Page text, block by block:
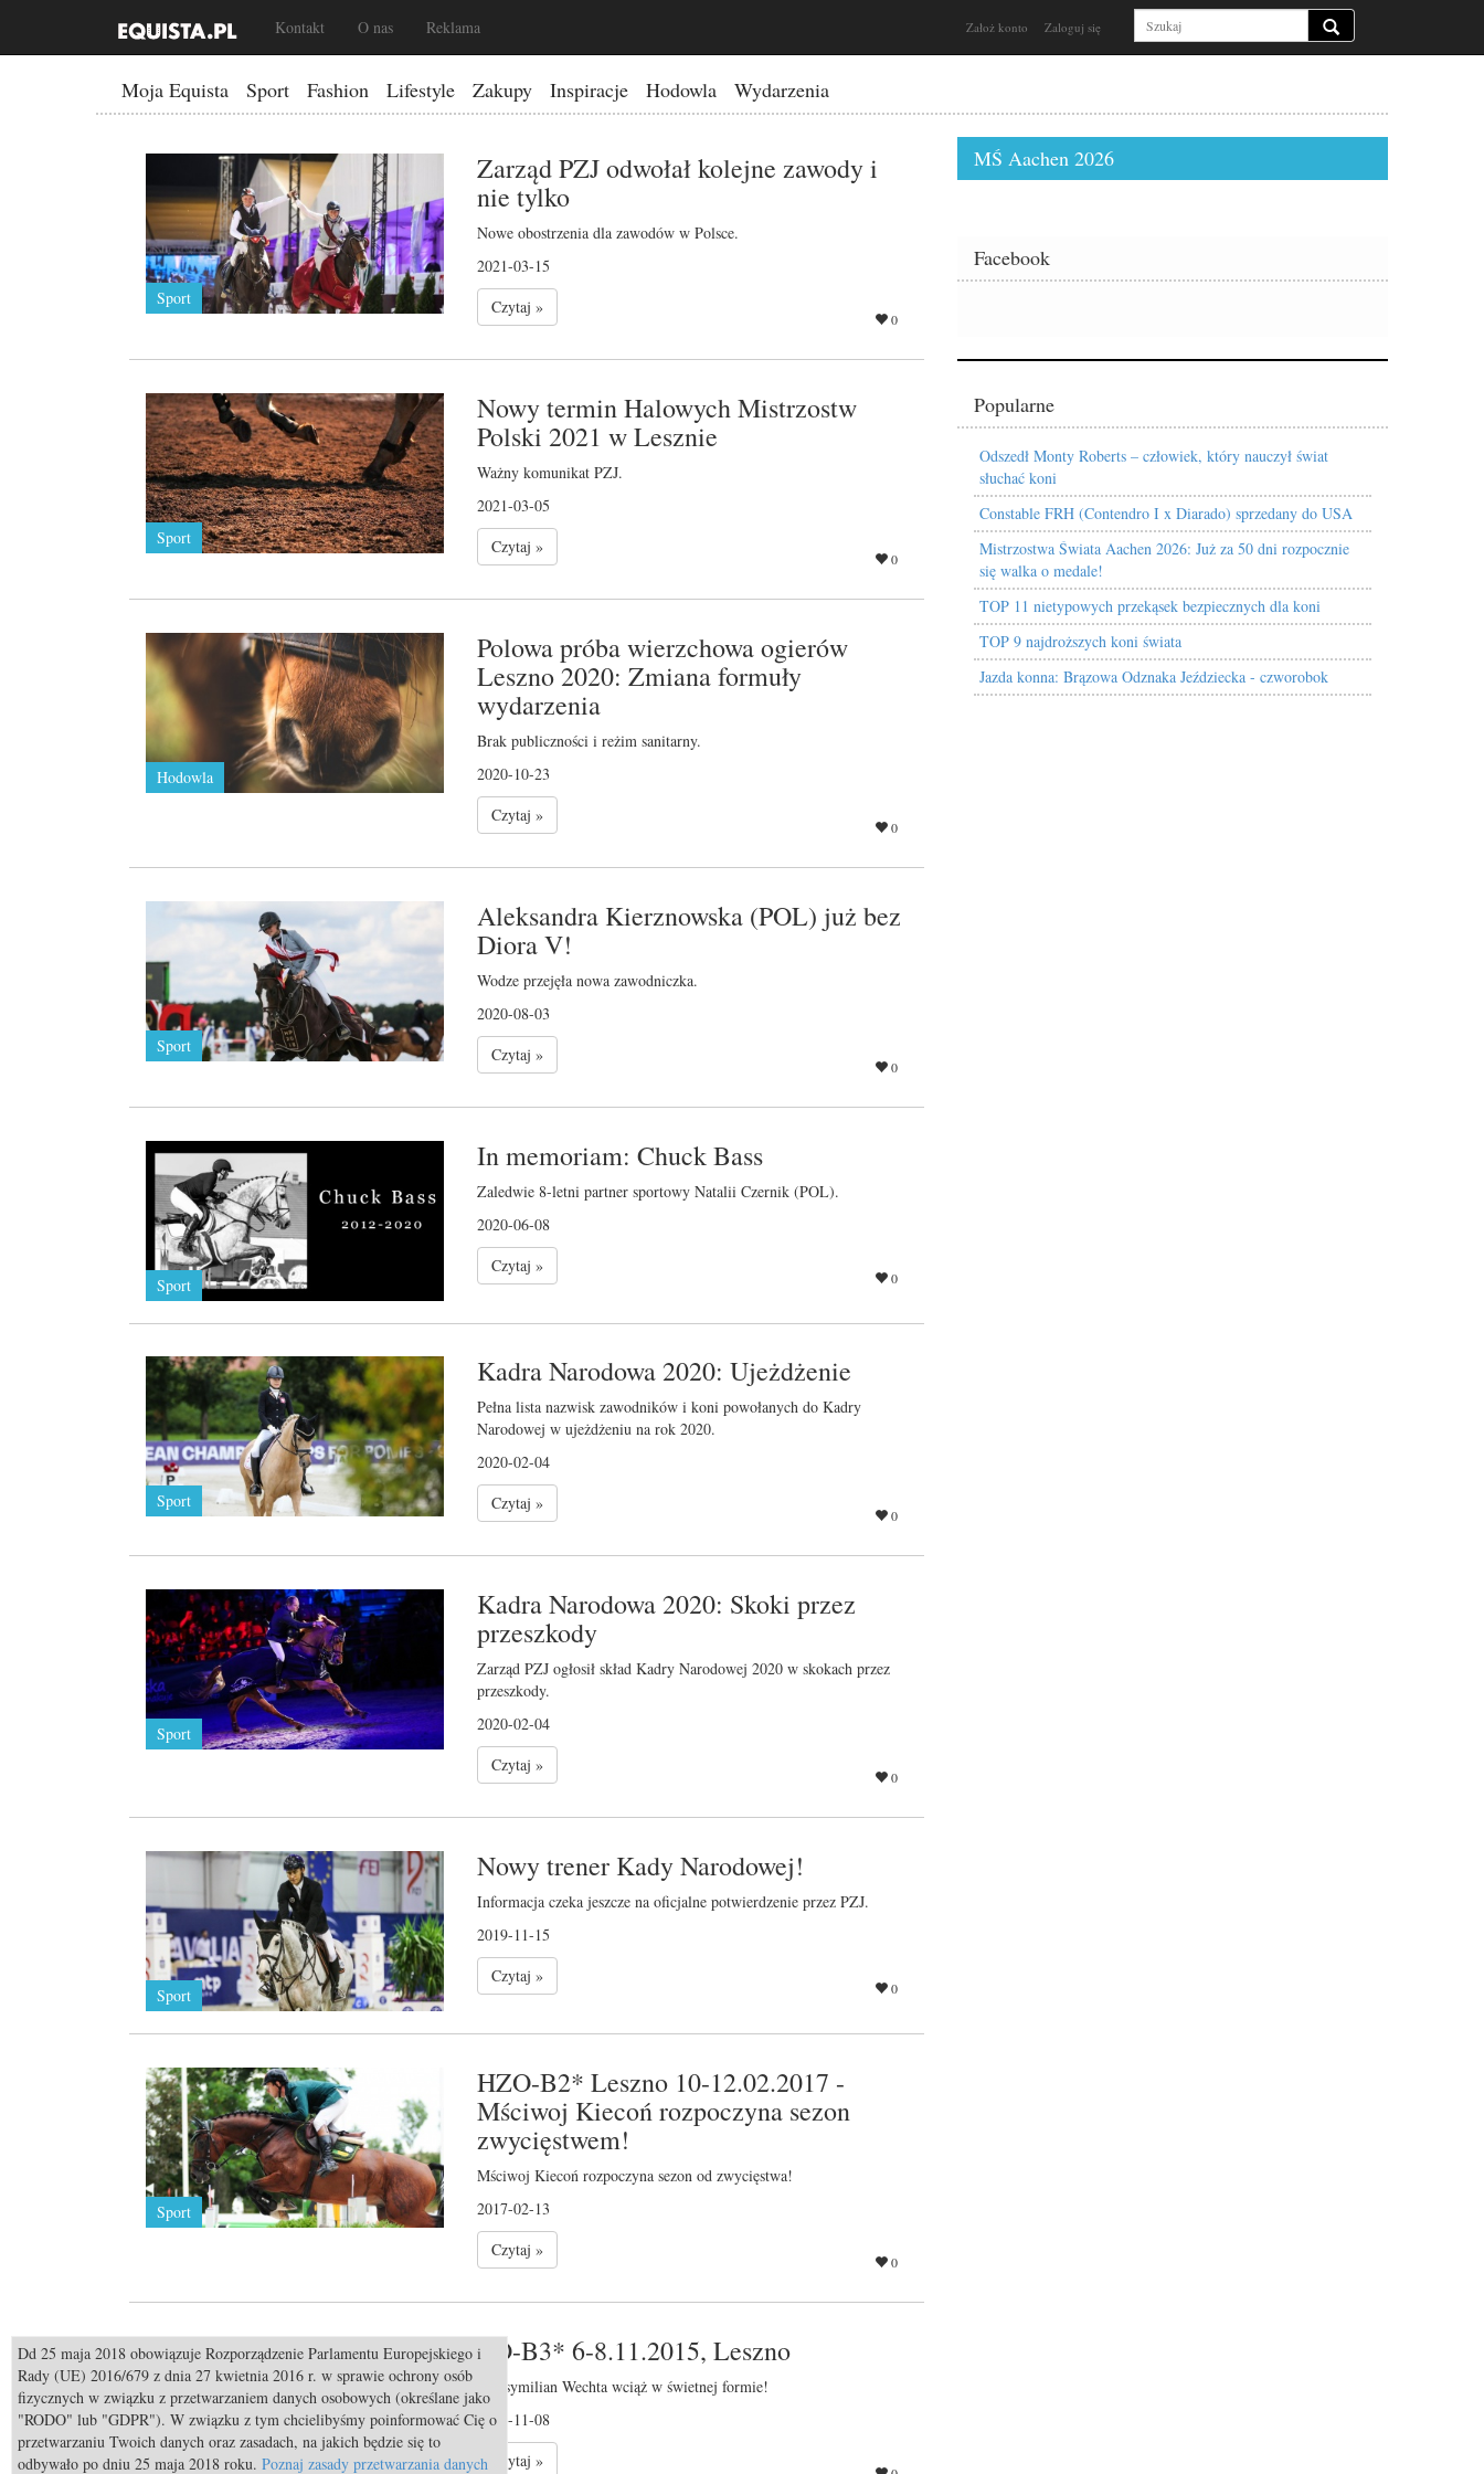
Kontakt O nas Reklama Założ konto Zaloguj się
Moja Equista Sport Fashion Lifestyle Zakupy Inspiracje Hodowla Wydarzenia
Sport
Zarząd PZJ odwołał kolejne zawody i
nie tylko
Nowe obostrzenia dla zawodów w Polsce.
2021-03-15
Czytaj »
0
Sport
Nowy termin Halowych Mistrzostw
Polski 2021 w Lesznie
Ważny komunikat PZJ.
2021-03-05
Czytaj »
0
Hodowla
Polowa próba wierzchowa ogierów
Leszno 2020: Zmiana formuły
wydarzenia
Brak publiczności i reżim sanitarny.
2020-10-23
Czytaj »
0
Sport
Aleksandra Kierznowska (POL) już bez
Diora V!
Wodze przejęła nowa zawodniczka.
2020-08-03
Czytaj »
0
Sport
In memoriam: Chuck Bass
Zaledwie 8-letni partner sportowy Natalii Czernik (POL).
2020-06-08
Czytaj »
0
Sport
Kadra Narodowa 2020: Ujeżdżenie
Pełna lista nazwisk zawodników i koni powołanych do Kadry
Narodowej w ujeżdżeniu na rok 2020.
2020-02-04
Czytaj »
0
Sport
Kadra Narodowa 2020: Skoki przez
przeszkody
Zarząd PZJ ogłosił skład Kadry Narodowej 2020 w skokach przez
przeszkody.
2020-02-04
Czytaj »
0
Sport
Nowy trener Kady Narodowej!
Informacja czeka jeszcze na oficjalne potwierdzenie przez PZJ.
2019-11-15
Czytaj »
0
Sport
HZO-B2* Leszno 10-12.02.2017 -
Mściwoj Kiecoń rozpoczyna sezon
zwycięstwem!
Mściwoj Kiecoń rozpoczyna sezon od zwycięstwa!
2017-02-13
Czytaj »
0
ZO-B3* 6-8.11.2015, Leszno
Maksymilian Wechta wciąż w świetnej formie!
2015-11-08
Czytaj »
MŚ Aachen 2026
Facebook
Popularne
Odszedł Monty Roberts – człowiek, który nauczył świat
słuchać koni
Constable FRH (Contendro I x Diarado) sprzedany do USA
Mistrzostwa Świata Aachen 2026: Już za 50 dni rozpocznie
się walka o medale!
TOP 11 nietypowych przekąsek bezpiecznych dla koni
TOP 9 najdroższych koni świata
Jazda konna: Brązowa Odznaka Jeździecka - czworobok
Dd 25 maja 2018 obowiązuje Rozporządzenie Parlamentu Europejskiego i
Rady (UE) 2016/679 z dnia 27 kwietnia 2016 r. w sprawie ochrony osób
fizycznych w związku z przetwarzaniem danych osobowych (określane jako
"RODO" lub "GDPR"). W związku z tym chcielibyśmy poinformować Cię o
przetwarzaniu Twoich danych oraz zasadach, na jakich będzie się to
odbywało po dniu 25 maja 2018 roku. Poznaj zasady przetwarzania danych